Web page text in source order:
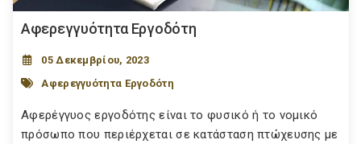
Αφερεγγυότητα Εργοδότη
05 Δεκεμβρίου, 2023
Αφερεγγυότητα Εργοδότη
Αφερέγγυος εργοδότης είναι το φυσικό ή το νομικό
πρόσωπο που περιέρχεται σε κατάσταση πτώχευσης με